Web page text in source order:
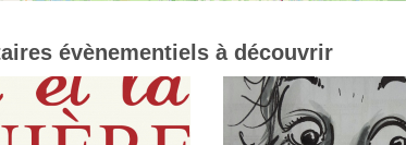
évènementiels à découvrir